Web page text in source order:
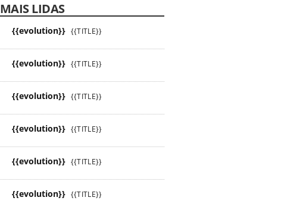
MAIS LIDAS
{{evolution}} {{TITLE}}
{{evolution}} {{TITLE}}
{{evolution}} {{TITLE}}
{{evolution}} {{TITLE}}
{{evolution}} {{TITLE}}
{{evolution}} {{TITLE}}